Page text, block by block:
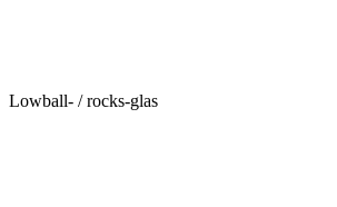
Lowball- / rocks-glas